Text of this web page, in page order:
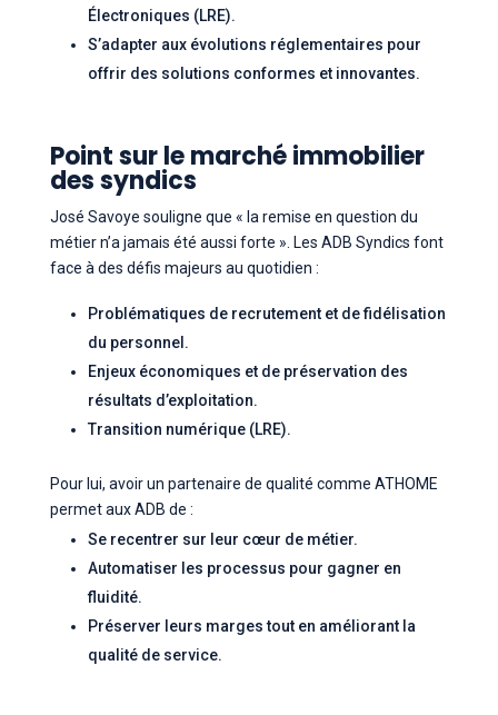
Électroniques (LRE).
S’adapter aux évolutions réglementaires pour
offrir des solutions conformes et innovantes.
Point sur le marché immobilier
des syndics
José Savoye souligne que « la remise en question du
métier n’a jamais été aussi forte ». Les ADB Syndics font
face à des défis majeurs au quotidien :
Problématiques de recrutement et de fidélisation
du personnel.
Enjeux économiques et de préservation des
résultats d’exploitation.
Transition numérique (LRE).
Pour lui, avoir un partenaire de qualité comme ATHOME
permet aux ADB de :
Se recentrer sur leur cœur de métier.
Automatiser les processus pour gagner en
fluidité.
Préserver leurs marges tout en améliorant la
qualité de service.